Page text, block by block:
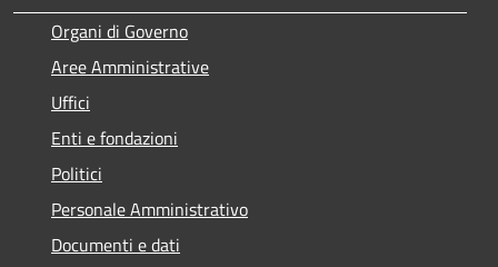
Organi di Governo
Aree Amministrative
Uffici
Enti e fondazioni
Politici
Personale Amministrativo
Documenti e dati